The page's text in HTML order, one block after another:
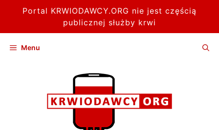
Portal KRWIODAWCY.ORG nie jest częścią
publicznej służby krwi
Menu